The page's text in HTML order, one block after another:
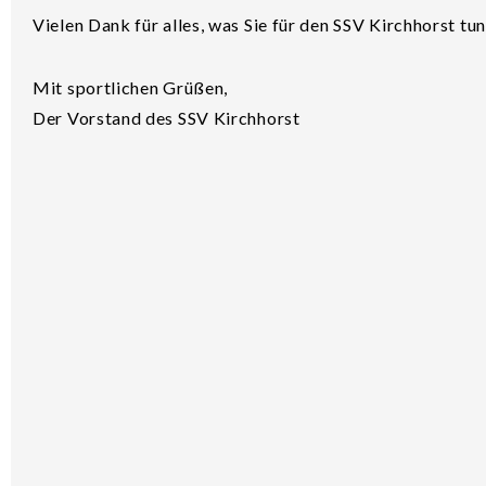
Vielen Dank für alles, was Sie für den SSV Kirchhorst
Mit sportlichen Grüßen,
Der Vorstand des SSV Kirchhorst